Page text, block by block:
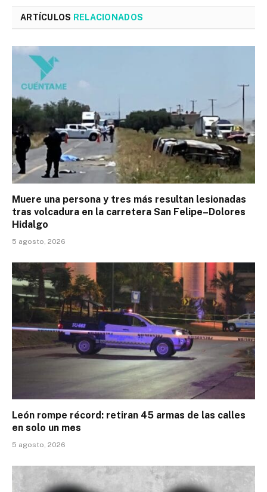
ARTÍCULOS RELACIONADOS
Muere una persona y tres más resultan lesionadas
tras volcadura en la carretera San Felipe–Dolores
Hidalgo
5 agosto, 2026
León rompe récord: retiran 45 armas de las calles
en solo un mes
5 agosto, 2026